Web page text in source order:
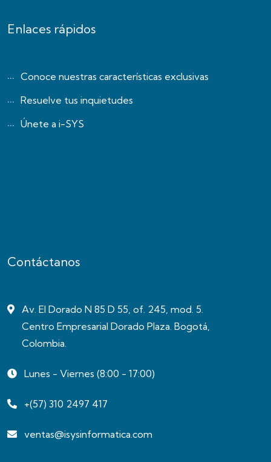
Enlaces rápidos
Conoce nuestras características exclusivas
Resuelve tus inquietudes
Únete a i-SYS
Contáctanos
Av. El Dorado N 85 D 55, of. 245, mod. 5.
Centro Empresarial Dorado Plaza. Bogotá,
Colombia.
Lunes - Viernes (8:00 - 17:00)
+(57) 310 2497 417
ventas@isysinformatica.com